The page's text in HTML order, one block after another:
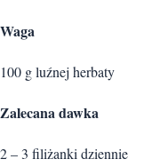
Waga
100 g luźnej herbaty
Zalecana dawka
2 – 3 filiżanki dziennie